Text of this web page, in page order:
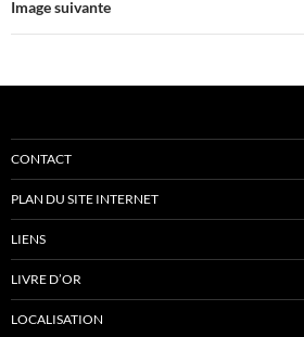
Image suivante
CONTACT
PLAN DU SITE INTERNET
LIENS
LIVRE D’OR
LOCALISATION